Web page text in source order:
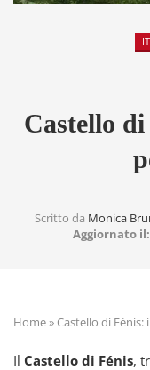
Castello
Scritto da Monica
Aggiornato il:
Home» Castello di
Il Castello di Fénis,